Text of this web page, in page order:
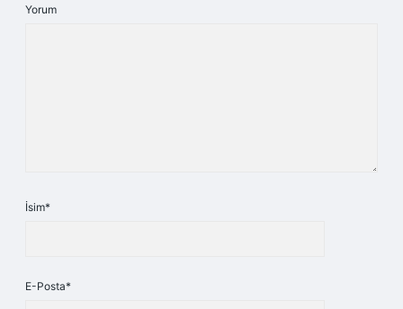
Yorum
İsim*
E-Posta*